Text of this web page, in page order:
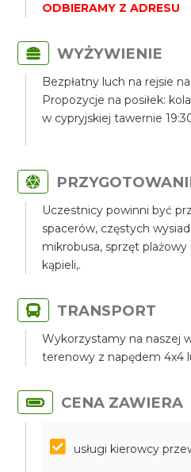
ODBIERAMY Z ADRESU
WYŻYWIENIE
Bezpłatny luch na rejsie
Propozycje na posiłek:
w cypryjskiej tawernie
Uczestnicy powinni być
spacerów, częstych
mikrobusa, sprzęt
kąpieli,.
TRANSPORT
Wykorzystamy na naszej
terenowy z napędem 4x4
CENA ZAWIERA
usługi kierowcy